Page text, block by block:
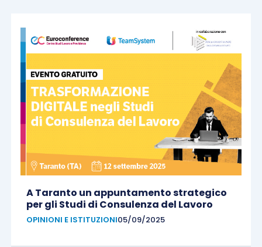
A Taranto un appuntamento strategico
per gli Studi di Consulenza del Lavoro
OPINIONI E ISTITUZIONI05/09/2025